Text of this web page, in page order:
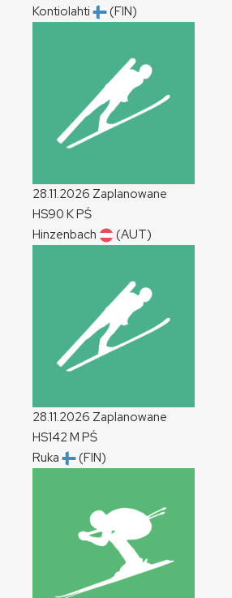
Kontiolahti
(FIN)
28.11.2026 Zaplanowane
HS90 KPŚ
Hinzenbach
(AUT)
28.11.2026 Zaplanowane
HS142M PŚ
Ruka
(FIN)